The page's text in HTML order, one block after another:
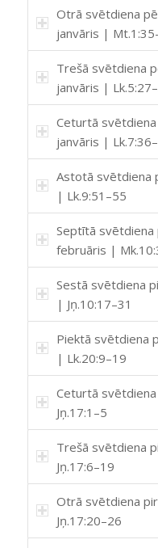
Otrā svētdiena
janvāris |
Trešā svētdiena
janvāris |
Ceturtā
janvāris |
Astotā svētdiena
| Lk.9:51–55
Septītā
februāris |
Sestā svētdiena
| Jņ.10:17–31
Piektā svētdiena
| Lk.20:9–19
Ceturtā
Jņ.17:1–5
Trešā svētdiena
Jņ.17:6–19
Otrā svētdiena
Jņ.17:20–26